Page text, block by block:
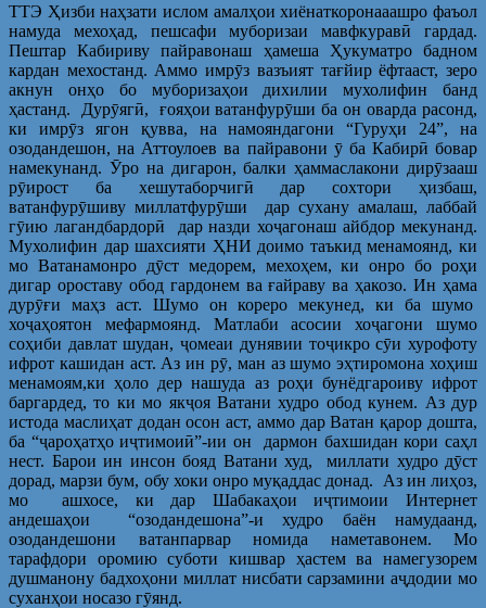
ТТЭ Ҳизби наҳзати ислом амалҳои хиёнаткоронааашро фаъол
намуда мехоҳад, пешсафи муборизаи мавфкуравӣ гардад.
Пештар Кабириву пайравонаш ҳамеша Ҳукуматро бадном
кардан мехостанд. Аммо имрӯз вазъият тағйир ёфтааст, зеро
акнун онҳо бо муборизаҳои дихилии мухолифин банд
ҳастанд. Дурӯягӣ, ғояҳои ватанфурӯши ба он оварда расонд,
ки имрӯз ягон қувва, на намояндагони “Гуруҳи 24”, на
озодандешон, на Аттоулоев ва пайравони ӯ ба Кабирӣ бовар
намекунанд. Ӯро на дигарон, балки ҳаммаслакони дирӯзааш
рӯирост ба хешутаборчигӣ дар сохтори ҳизбаш,
ватанфурӯшиву миллатфурӯши дар сухану амалаш, лаббай
гӯию лагандбардорӣ дар назди хоҷагонаш айбдор мекунанд.
Мухолифин дар шахсияти ҲНИ доимо таъкид менамоянд, ки
мо Ватанамонро дӯст медорем, мехоҳем, ки онро бо роҳи
дигар ороставу обод гардонем ва ғайраву ва ҳакозо. Ин ҳама
дурӯғи маҳз аст. Шумо он кореро мекунед, ки ба шумо
хоҷаҳоятон мефармоянд. Матлаби асосии хоҷагони шумо
соҳиби давлат шудан, ҷомеаи дунявии тоҷикро сӯи хурофоту
ифрот кашидан аст. Аз ин рӯ, ман аз шумо эҳтиромона хоҳиш
менамоям,ки ҳоло дер нашуда аз роҳи бунёдгароиву ифрот
баргардед, то ки мо якҷоя Ватани худро обод кунем. Аз дур
истода маслиҳат додан осон аст, аммо дар Ватан қарор дошта,
ба “ҷароҳатҳо иҷтимоиӣ”-ии он дармон бахшидан кори саҳл
нест. Барои ин инсон бояд Ватани худ, миллати худро дӯст
дорад, марзи бум, обу хоки онро муқаддас донад. Аз ин лиҳоз,
мо ашхосе, ки дар Шабакаҳои иҷтимоии Интернет
андешаҳои “озодандешона”-и худро баён намудаанд,
озодандешони ватанпарвар номида наметавонем. Мо
тарафдори оромию суботи кишвар ҳастем ва намегузорем
душманону бадхоҳони миллат нисбати сарзамини аҷдодии мо
суханҳои носазо гӯянд.